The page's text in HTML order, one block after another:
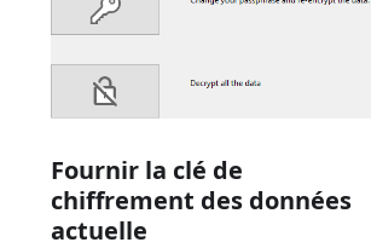
Fournir la clé de
chiffrement des données
actuelle